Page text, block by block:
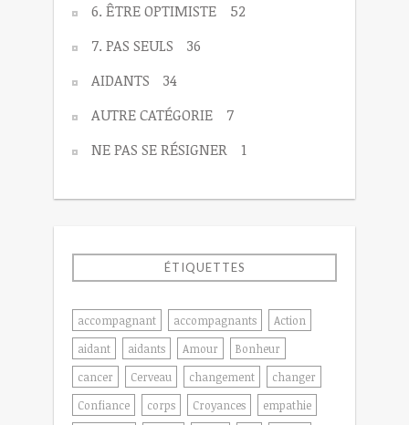
6. ÊTRE OPTIMISTE
52
7. PAS SEULS
36
AIDANTS
34
AUTRE CATÉGORIE
7
NE PAS SE RÉSIGNER
1
ÉTIQUETTES
accompagnant accompagnants
Action
aidant
aidants Amour
Bonheur
cancer
Cerveau changement
changer
Confiance
corps Croyances
empathie